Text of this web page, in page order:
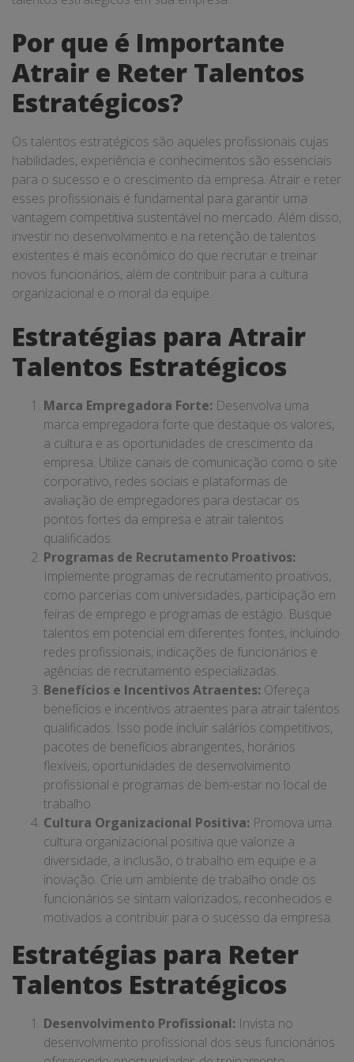
Por que é Importante
Atrair e Reter Talentos
Estratégicos?
Os talentos estratégicos são aqueles profissionais cujas
habilidades, experiência e conhecimentos são essenciais
para o sucesso e o crescimento da empresa. Atrair e reter
esses profissionais é fundamental para garantir uma
vantagem competitiva sustentável no mercado. Além disso,
investir no desenvolvimento e na retenção de talentos
existentes é mais econômico do que recrutar e treinar
novos funcionários, além de contribuir para a cultura
organizacional e o moral da equipe.
Estratégias para Atrair
Talentos Estratégicos
Marca Empregadora Forte: Desenvolva uma
marca empregadora forte que destaque os valores,
a cultura e as oportunidades de crescimento da
empresa. Utilize canais de comunicação como o site
corporativo, redes sociais e plataformas de
avaliação de empregadores para destacar os
pontos fortes da empresa e atrair talentos
qualificados.
Programas de Recrutamento Proativos:
Implemente programas de recrutamento proativos,
como parcerias com universidades, participação em
feiras de emprego e programas de estágio. Busque
talentos em potencial em diferentes fontes, incluindo
redes profissionais, indicações de funcionários e
agências de recrutamento especializadas.
Benefícios e Incentivos Atraentes: Ofereça
benefícios e incentivos atraentes para atrair talentos
qualificados. Isso pode incluir salários competitivos,
pacotes de benefícios abrangentes, horários
flexíveis, oportunidades de desenvolvimento
profissional e programas de bem-estar no local de
trabalho.
Cultura Organizacional Positiva: Promova uma
cultura organizacional positiva que valorize a
diversidade, a inclusão, o trabalho em equipe e a
inovação. Crie um ambiente de trabalho onde os
funcionários se sintam valorizados, reconhecidos e
motivados a contribuir para o sucesso da empresa.
Estratégias para Reter
Talentos Estratégicos
Desenvolvimento Profissional: Invista no
desenvolvimento profissional dos seus funcionários